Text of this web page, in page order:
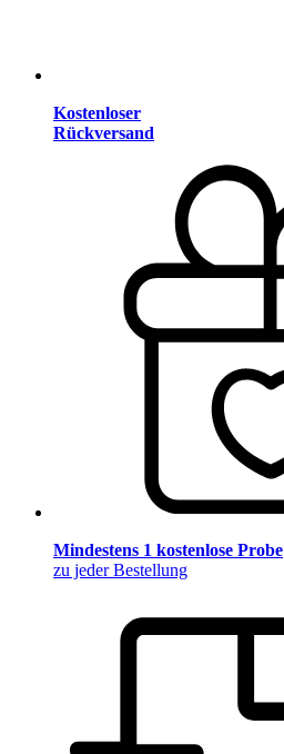
Kostenloser
Rückversand
Mindestens 1 kostenlose Probe
zu jeder Bestellung